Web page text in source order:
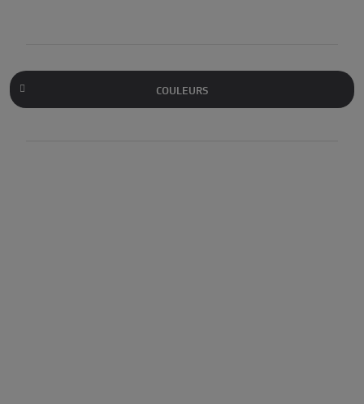
COULEURS